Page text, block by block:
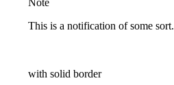
Note
This is a notification of some sort.
with solid border